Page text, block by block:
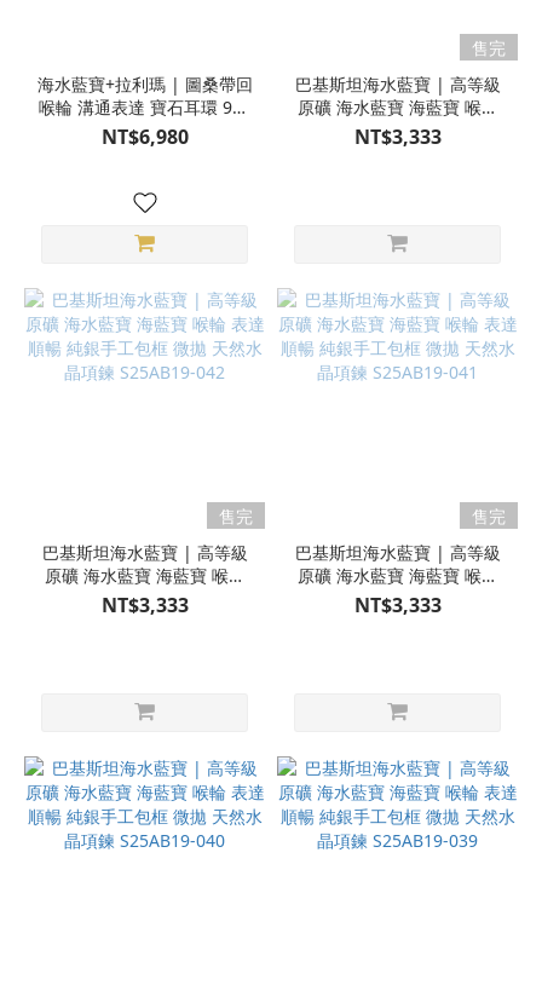
海水藍寶+拉利瑪 | 圖桑帶回
喉輪 溝通表達 寶石耳環 925
純銀 耳勾 S25AB26-146
NT$6,980
售完
巴基斯坦海水藍寶 | 高等級
原礦 海水藍寶 海藍寶 喉輪
表達順暢 純銀手工包框 微拋
天然水晶項鍊 S25AB19-043
NT$3,333
售完
巴基斯坦海水藍寶 | 高等級
原礦 海水藍寶 海藍寶 喉輪
表達順暢 純銀手工包框 微拋
天然水晶項鍊 S25AB19-042
NT$3,333
售完
巴基斯坦海水藍寶 | 高等級
原礦 海水藍寶 海藍寶 喉輪
表達順暢 純銀手工包框 微拋
天然水晶項鍊 S25AB19-041
NT$3,333